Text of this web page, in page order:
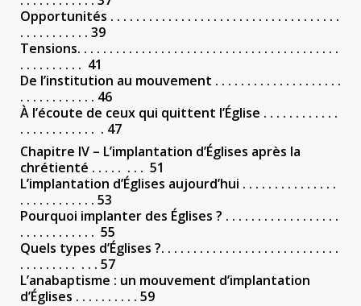
Opportunités . . . . . . . . . . . . . . . . . . . . . . . . . . . . . . . . . . . .
. . . . . . . . . . . 39
Tensions. . . . . . . . . . . . . . . . . . . . . . . . . . . . . . . . . . . . . . . . .
. . . . . . . . . . 41
De l’institution au mouvement . . . . . . . . . . . . . . . . . . . .
. . . . . . . . . . . . 46
À l’écoute de ceux qui quittent l’Église . . . . . . . . . . . .
. . . . . . . . . . . . . 47
Chapitre IV – L’implantation d’Églises après la
chrétienté . . . . . . . . 51
L’implantation d’Églises aujourd’hui . . . . . . . . . . . . . . .
. . . . . . . . . . . . 53
Pourquoi implanter des Églises ? . . . . . . . . . . . . . . . . . .
. . . . . . . . . . . . 55
Quels types d’Églises ?. . . . . . . . . . . . . . . . . . . . . . . . . . . .
. . . . . . . . . . . . 57
L’anabaptisme : un mouvement d’implantation
d’Églises . . . . . . . . . . 59